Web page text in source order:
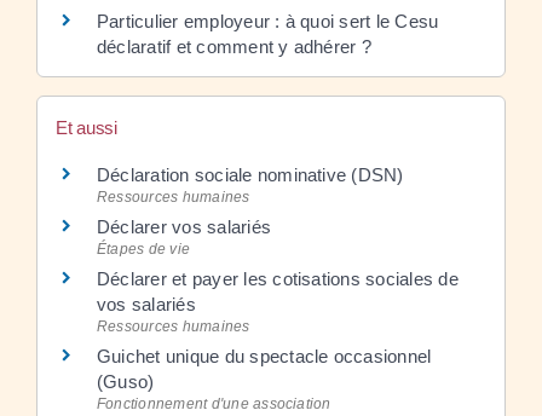
Particulier employeur : à quoi sert le Cesu
déclaratif et comment y adhérer ?
Et aussi
Déclaration sociale nominative (DSN)
Ressources humaines
Déclarer vos salariés
Étapes de vie
Déclarer et payer les cotisations sociales de
vos salariés
Ressources humaines
Guichet unique du spectacle occasionnel
(Guso)
Fonctionnement d'une association